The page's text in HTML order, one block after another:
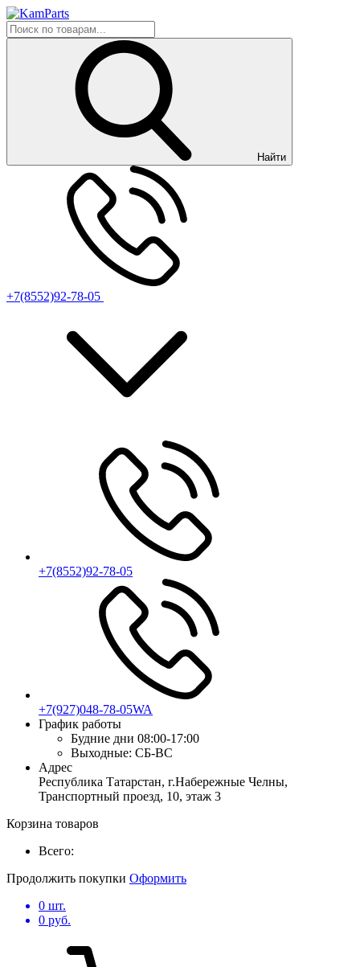
Найти
+7(8552)92-78-05
+7(8552)92-78-05
+7(927)048-78-05WA
График работы
Будние дни 08:00-17:00
Выходные: СБ-ВС
Адрес
Республика Татарстан, г.Набережные Челны,
Транспортный проезд, 10, этаж 3
Корзина товаров
Всего:
Продолжить покупки Оформить
0 шт.
0 руб.